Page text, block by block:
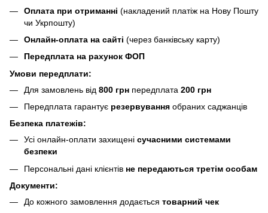
Оплата при отриманні (накладений платіж на Нову Пошту
чи Укрпошту)
Онлайн-оплата на сайті (через банківську карту)
Передплата на рахунок ФОП
Умови передплати:
Для замовлень від 800 грн передплата 200 грн
Передплата гарантує резервування обраних саджанців
Безпека платежів:
Усі онлайн-оплати захищені сучасними системами
безпеки
Персональні дані клієнтів не передаються третім особам
Документи:
До кожного замовлення додається товарний чек